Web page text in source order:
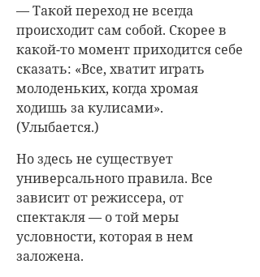
— Такой переход не всегда
происходит сам собой. Скорее в
какой-то момент приходится себе
сказать: «Все, хватит играть
молоденьких, когда хромая
ходишь за кулисами».
(Улыбается.)
Но здесь не существует
универсального правила. Все
зависит от режиссера, от
спектакля — о той меры
условности, которая в нем
заложена.